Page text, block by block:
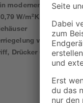
modernem Design
W/m²K
von Winkhaus
Drücker und